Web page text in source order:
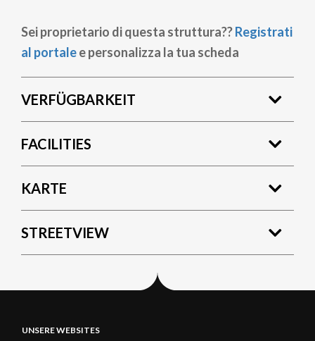
Sei proprietario di questa struttura??Registrati
al portalee personalizza la tua scheda
VERFÜGBARKEIT
FACILITIES
KARTE
STREETVIEW
UNSERE WEBSITES